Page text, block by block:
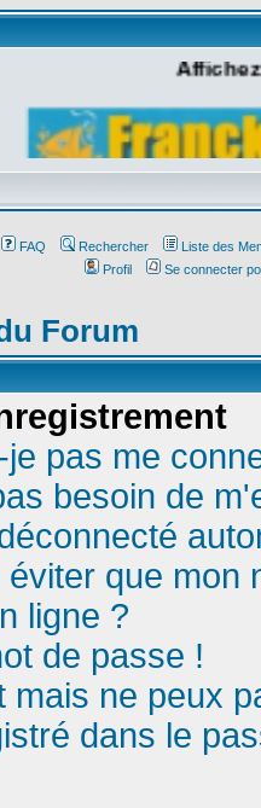
FAQ Rechercher
Liste des
Profil
Se connecter
Forum
pas me
besoin de
que mon
ligne ?
de passe !
mais ne peux
dans le